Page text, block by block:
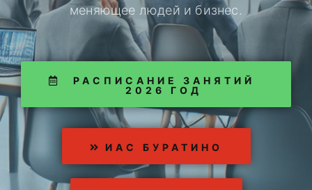
меняющее людей и бизнес.
РАСПИСАНИЕ ЗАНЯТИЙ
2026 ГОД
ИАС БУРАТИНО